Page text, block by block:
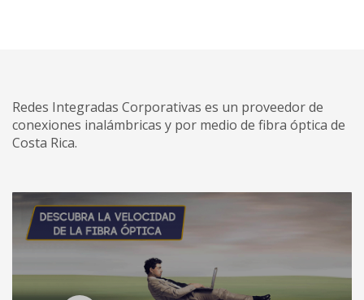
Redes Integradas Corporativas es un proveedor de
conexiones inalámbricas y por medio de fibra óptica de
Costa Rica.